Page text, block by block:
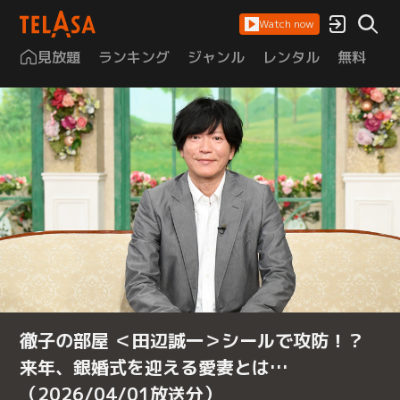
Watch now
見放題 ランキング ジャンル レンタル 無料
徹子の部屋 ＜田辺誠一＞シールで攻防！？
来年、銀婚式を迎える愛妻とは…
（2026/04/01放送分）